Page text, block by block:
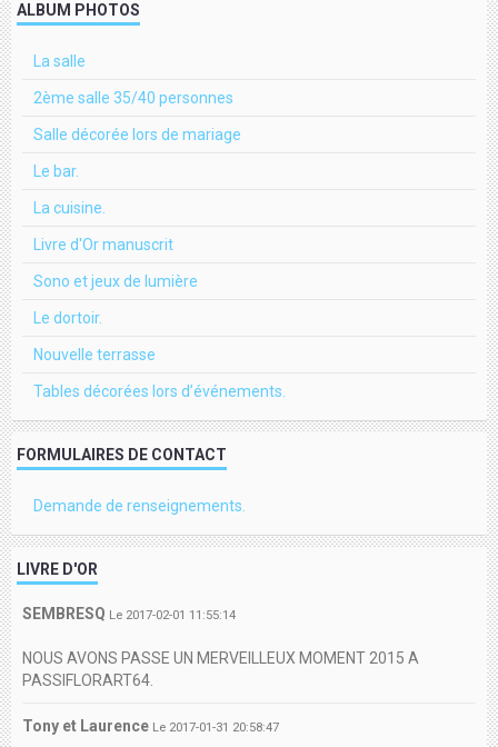
ALBUM PHOTOS
La salle
2ème salle 35/40 personnes
Salle décorée lors de mariage
Le bar.
La cuisine.
Livre d'Or manuscrit
Sono et jeux de lumière
Le dortoir.
Nouvelle terrasse
Tables décorées lors d’événements.
FORMULAIRES DE CONTACT
Demande de renseignements.
LIVRE D'OR
SEMBRESQ Le 2017-02-01 11:55:14
NOUS AVONS PASSE UN MERVEILLEUX MOMENT 2015 A
PASSIFLORART64.
Tony et Laurence Le 2017-01-31 20:58:47